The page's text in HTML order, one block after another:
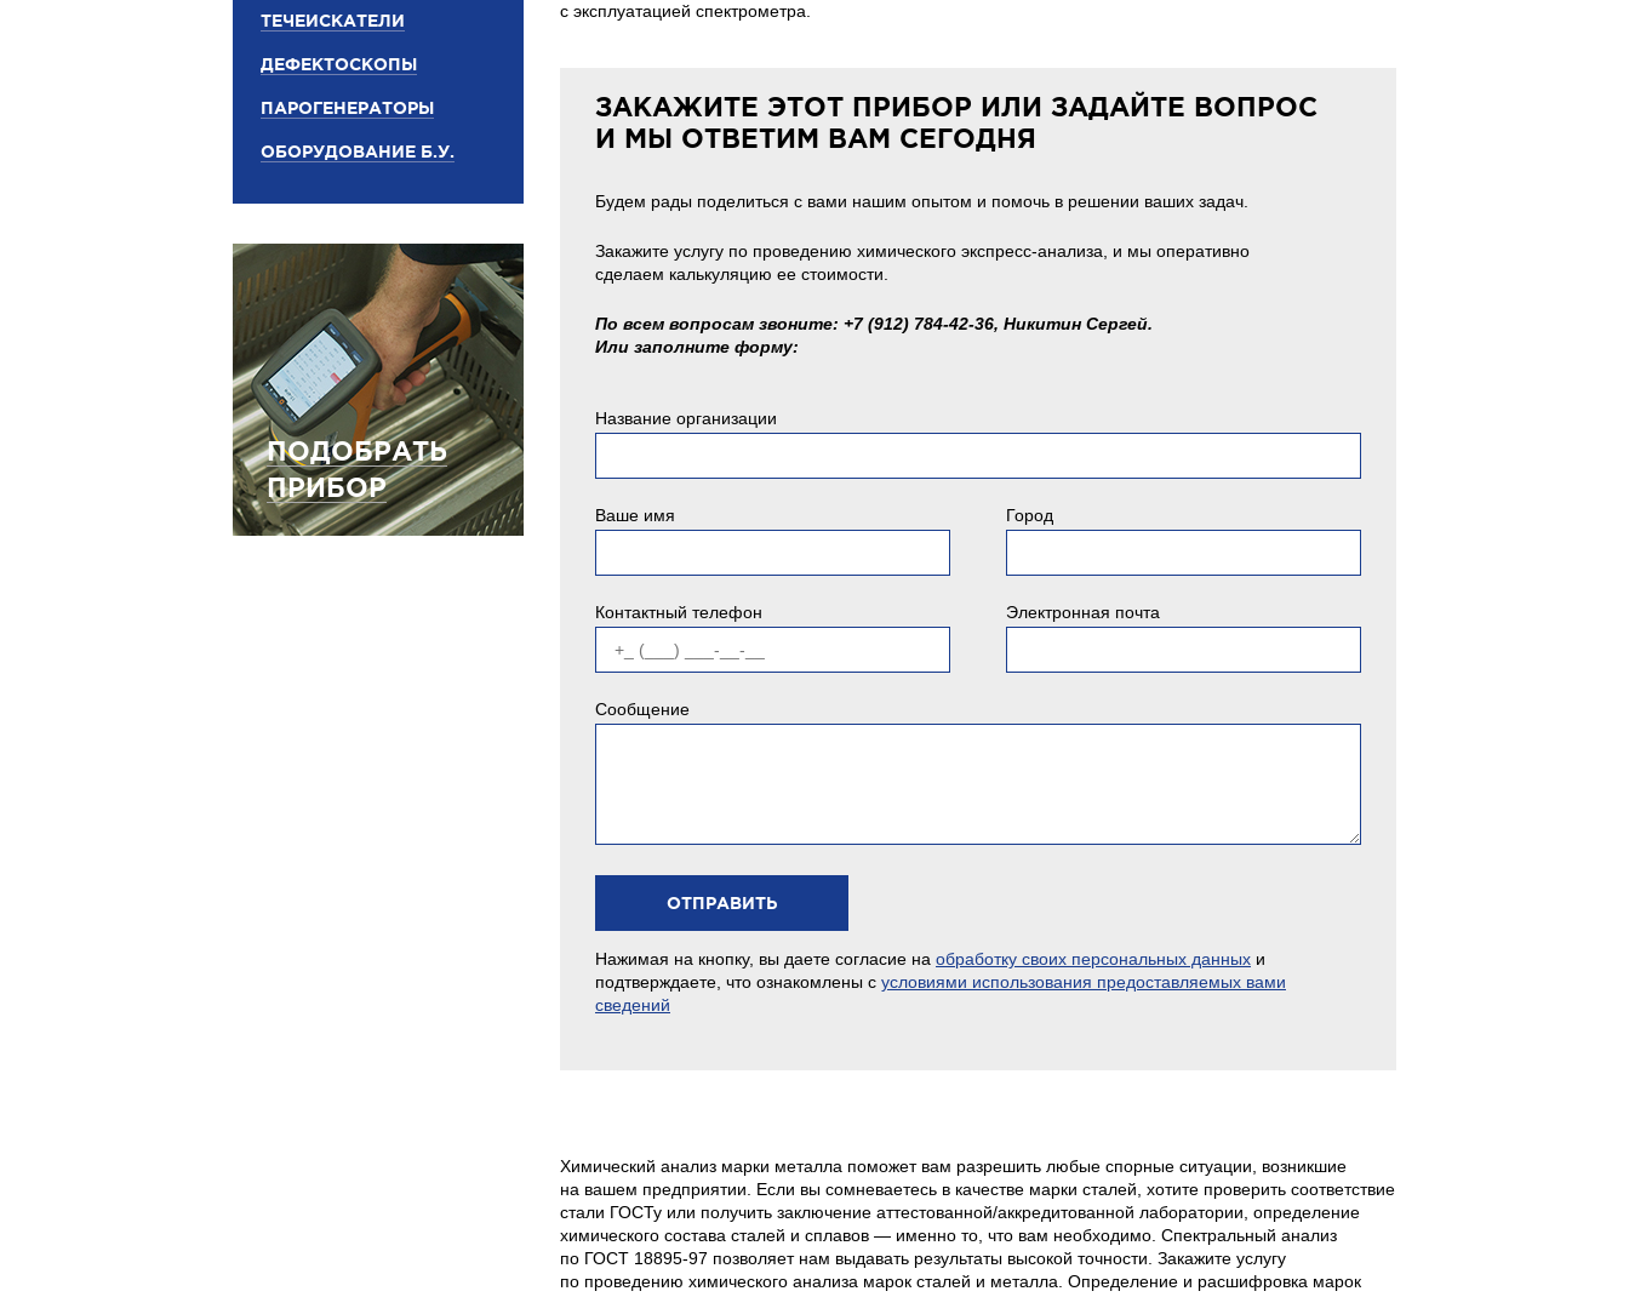
ТЕЧЕИСКАТЕЛИ
ДЕФЕКТОСКОПЫ
ПАРОГЕНЕРАТОРЫ
ОБОРУДОВАНИЕ Б.У.
ПОДОБРАТЬ
ПРИБОР
с эксплуатацией спектрометра.
ЗАКАЖИТЕ ЭТОТ ПРИБОР ИЛИ ЗАДАЙТЕ ВОПРОС
И МЫ ОТВЕТИМ ВАМ СЕГОДНЯ
Будем рады поделиться с вами нашим опытом и помочь в решении ваших задач.
Закажите услугу по проведению химического экспресс-анализа, и мы оперативно
сделаем калькуляцию ее стоимости.
По всем вопросам звоните: +7 (912) 784-42-36, Никитин Сергей.
Или заполните форму:
Название организации
Ваше имя Город
Контактный телефон Электронная почта
Сообщение
Нажимая на кнопку, вы даете согласие на обработку своих персональных данных и
подтверждаете, что ознакомлены с условиями использования предоставляемых вами
сведений
Химический анализ марки металла поможет вам разрешить любые спорные ситуации, возникшие
на вашем предприятии. Если вы сомневаетесь в качестве марки сталей, хотите проверить соответствие
стали ГОСТу или получить заключение аттестованной/аккредитованной лаборатории, определение
химического состава сталей и сплавов — именно то, что вам необходимо. Спектральный анализ
по ГОСТ 18895-97 позволяет нам выдавать результаты высокой точности. Закажите услугу
по проведению химического анализа марок сталей и металла. Определение и расшифровка марок